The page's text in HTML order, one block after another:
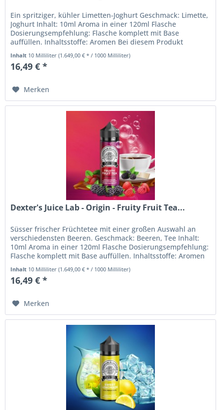
Ein spritziger, kühler Limetten-Joghurt Geschmack: Limette,
Joghurt Inhalt: 10ml Aroma in einer 120ml Flasche
Dosierungsempfehlung: Flasche komplett mit Base
auffüllen. Inhaltsstoffe: Aromen Bei diesem Produkt
handelt es sich um ein...
Inhalt 10 Milliliter(1.649,00 € * / 1000 Milliliter)
16,49 € *
Merken
Dexter's Juice Lab - Origin - Fruity Fruit Tea...
Süsser frischer Früchtetee mit einer großen Auswahl an
verschiedensten Beeren. Geschmack: Beeren, Tee Inhalt:
10ml Aroma in einer 120ml Flasche Dosierungsempfehlung:
Flasche komplett mit Base auffüllen. Inhaltsstoffe: Aromen
Bei diesem...
Inhalt 10 Milliliter(1.649,00 € * / 1000 Milliliter)
16,49 € *
Merken